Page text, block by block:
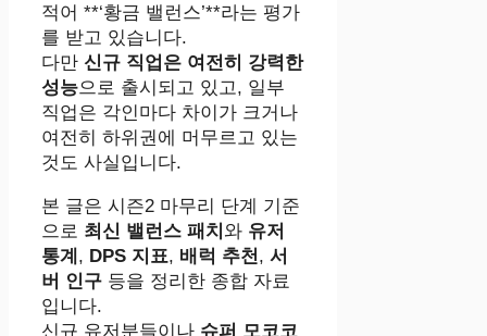
적어 **‘황금 밸런스’**라는 평가
를 받고 있습니다.
다만 신규 직업은 여전히 강력한
성능으로 출시되고 있고, 일부
직업은 각인마다 차이가 크거나
여전히 하위권에 머무르고 있는
것도 사실입니다.
본 글은 시즌2 마무리 단계 기준
으로 최신 밸런스 패치 와 유저
통계 , DPS 지표, 배럭 추천, 서
버 인구 등을 정리한 종합 자료
입니다.
신규 유저분들이나 슈퍼 모코코